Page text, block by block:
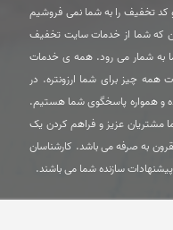
تخفیف را به شما نمی فروشیم
که شما از خدمات سایت تخفیف
ما به شمار می رود. همه ی خدمات
چیز برای شما ارزونتره. در
همواره پاسخگوی شما هستیم.
عزیز و فراهم کردن یک
به صرفه می باشد. کارشناسان
سازنده شما می باشند.